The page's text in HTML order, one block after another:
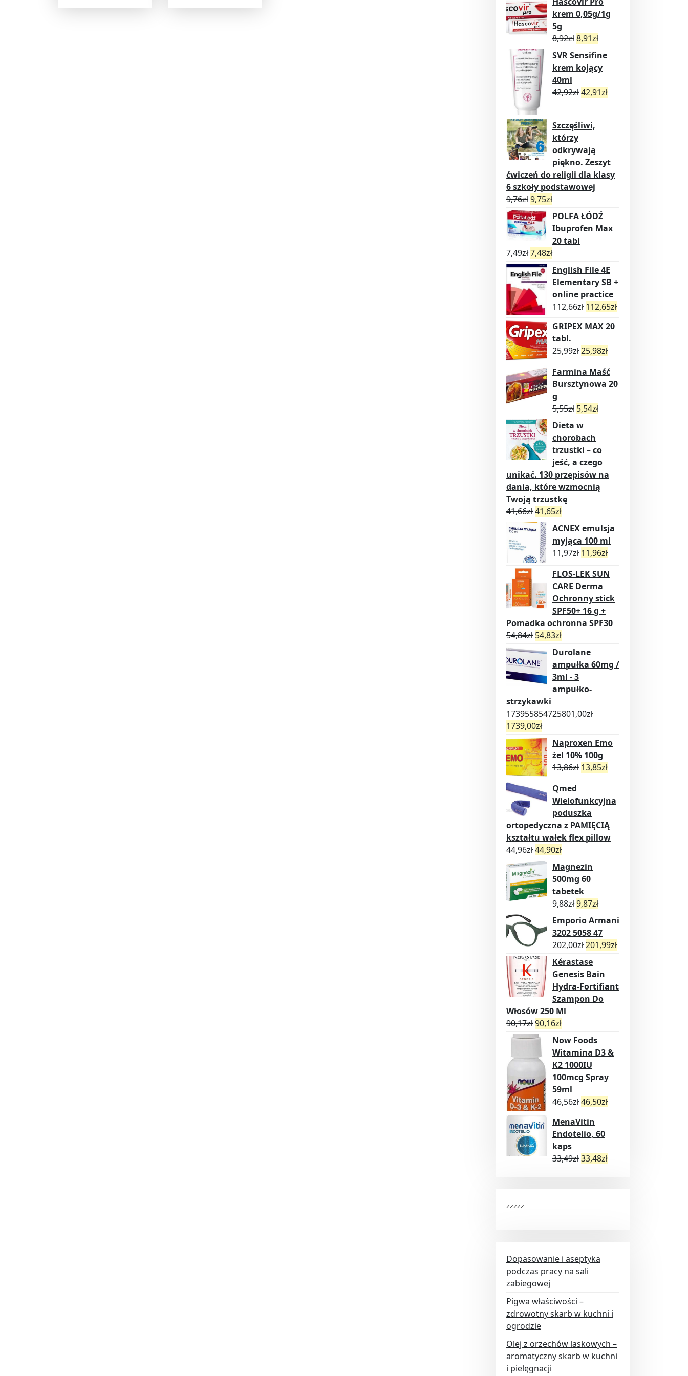
krem 0,05g/1g
5g
8,92zł8,91zł
SVR Sensifine
krem kojący
40ml
42,92zł42,91zł
Szczęśliwi,
którzy
odkrywają
piękno. Zeszyt
ćwiczeń do religii dla klasy
6 szkoły podstawowej
9,76zł9,75zł
POLFA ŁÓDŹ
Ibuprofen Max
20 tabl
7,49zł7,48zł
English File 4E
Elementary SB +
online practice
112,66zł 112,65zł
GRIPEX MAX 20
tabl.
25,99zł25,98zł
Farmina Maść
Bursztynowa 20
g
5,55zł 5,54zł
Dieta w
chorobach
trzustki – co
jeść, a czego
unikać. 130 przepisów na
dania, które wzmocnią
Twoją trzustkę
41,66zł41,65zł
ACNEX emulsja
myjąca 100 ml
11,97zł 11,96zł
FLOS-LEK SUN
CARE Derma
Ochronny stick
SPF50+ 16 g +
Pomadka ochronna SPF30
54,84zł 54,83zł
Durolane
ampułka 60mg /
3ml - 3
ampułko-
strzykawki
173955854725801,00zł
1739,00zł
Naproxen Emo
żel 10% 100g
13,86zł 13,85zł
Qmed
Wielofunkcyjna
poduszka
ortopedyczna z PAMIĘCIĄ
kształtu wałek flex pillow
44,96zł44,90zł
Magnezin
500mg 60
tabetek
9,88zł9,87zł
Emporio Armani
3202 5058 47
202,00zł201,99zł
Kérastase
Genesis Bain
Hydra-Fortifiant
Szampon Do
Włosów 250 Ml
90,17zł90,16zł
Now Foods
Witamina D3 &
K2 1000IU
100mcg Spray
59ml
46,56zł46,50zł
MenaVitin
Endotelio, 60
kaps
33,49zł33,48zł
zzzzz
Dopasowanie i aseptyka
podczas pracy na sali
zabiegowej
Pigwa właściwości –
zdrowotny skarb w kuchni i
ogrodzie
Olej z orzechów laskowych –
aromatyczny skarb w kuchni
i pielęgnacji